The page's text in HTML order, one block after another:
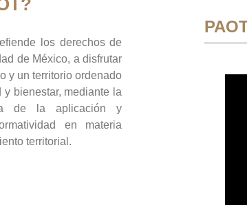
los derechos de
de México, a disfrutar
y un territorio ordenado
bienestar, mediante la
de la aplicación y
en materia
territorial.